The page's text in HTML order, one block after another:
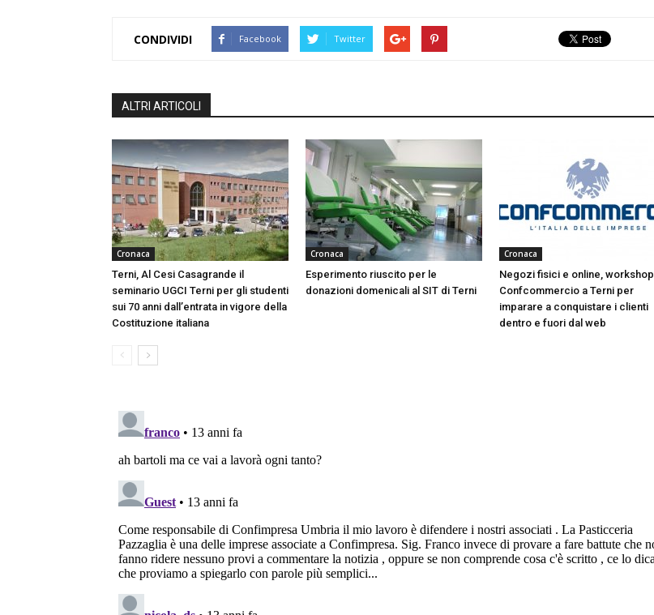
CONDIVIDI Facebook Twitter
ALTRI ARTICOLI
Cronaca
Terni, Al Cesi Casagrande il
seminario UGCI Terni per gli studenti
sui 70 anni dall’entrata in vigore della
Costituzione italiana
Cronaca
Esperimento riuscito per le
donazioni domenicali al SIT di Terni
Cronaca
Negozi fisici e online, workshop
Confcommercio a Terni per
imparare a conquistare i clienti
dentro e fuori dal web